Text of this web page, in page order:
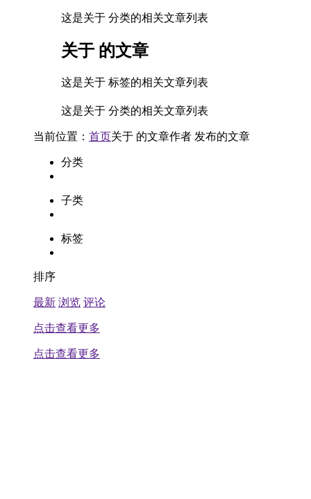
这是关于 分类的相关文章列表
关于 的文章
这是关于 标签的相关文章列表
这是关于 分类的相关文章列表
当前位置： 首页关于 的文章作者 发布的文章
分类
子类
标签
排序
最新 浏览 评论
点击查看更多
点击查看更多